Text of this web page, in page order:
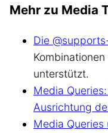
Mehr zu Media
Die
unterstützt.
Media
Ausrichtung
Media